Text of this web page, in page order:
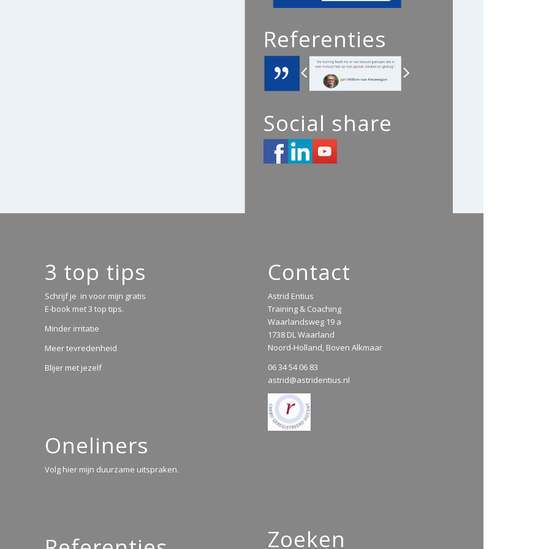
Referenties
Social share
3 top tips
Schrijf je in voor mijn gratis
E-book met 3 top tips.
Minder irritatie
Meer tevredenheid
Blijer met jezelf
Oneliners
Volg hier mijn duurzame uitspraken.
Contact
Astrid Entius
Training & Coaching
Waarlandsweg 19 a
1738 DL Waarland
Noord-Holland, Boven Alkmaar
06 34 54 06 83
astrid@astridentius.nl
Zoeken